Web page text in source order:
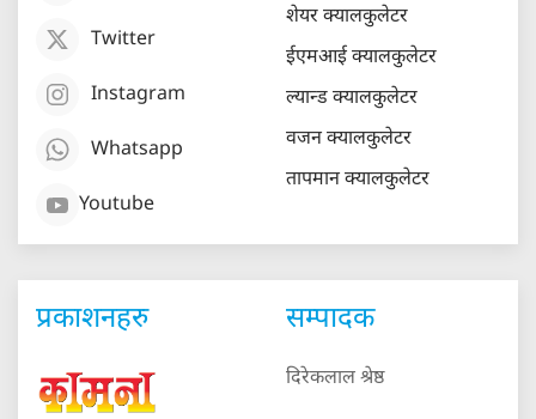
Twitter
Instagram
Whatsapp
Youtube
शेयर क्यालकुलेटर
ईएमआई क्यालकुलेटर
ल्यान्ड क्यालकुलेटर
वजन क्यालकुलेटर
तापमान क्यालकुलेटर
प्रकाशनहरु सम्पादक
दिरेकलाल श्रेष्ठ